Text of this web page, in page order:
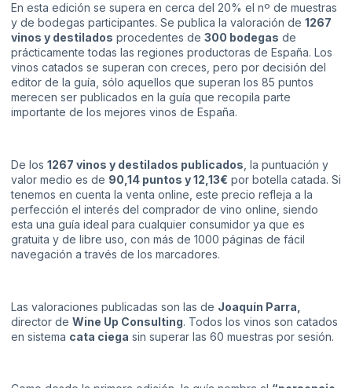
En esta edición se supera en cerca del 20% el nº de muestras
y de bodegas participantes. Se publica la valoración de 1267
vinos y destilados procedentes de 300 bodegas de
prácticamente todas las regiones productoras de España. Los
vinos catados se superan con creces, pero por decisión del
editor de la guía, sólo aquellos que superan los 85 puntos
merecen ser publicados en la guía que recopila parte
importante de los mejores vinos de España.
De los 1267 vinos y destilados publicados , la puntuación y
valor medio es de 90,14 puntos y 12,13€ por botella catada. Si
tenemos en cuenta la venta online, este precio refleja a la
perfección el interés del comprador de vino online, siendo
esta una guía ideal para cualquier consumidor ya que es
gratuita y de libre uso, con más de 1000 páginas de fácil
navegación a través de los marcadores.
Las valoraciones publicadas son las de Joaquín Parra,
director de Wine Up Consulting. Todos los vinos son catados
en sistema cata ciega sin superar las 60 muestras por sesión.